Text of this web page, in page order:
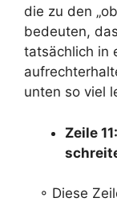
die zu den
bedeuten,
tatsächlich in
unten so viel
Zeile
◦ Diese